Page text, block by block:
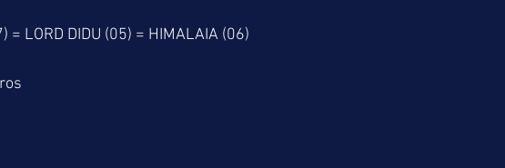
= LORD DIDU (05) = HIMALAIA (06)